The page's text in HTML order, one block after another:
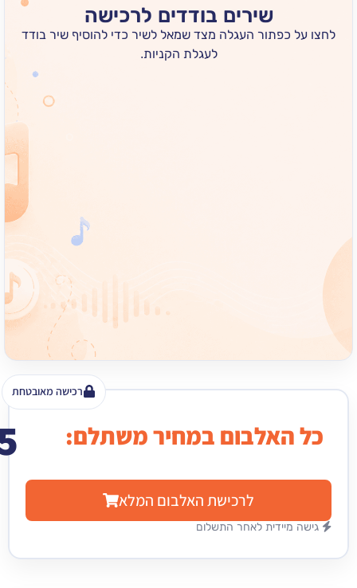
שירים בודדים לרכישה
כפתור העגלה מצד שמאל לשיר כדי להוסיף שיר בודד
לעגלת הקניות.
רכישה מאובטחת
האלבום במחיר משתלם: ₪ 15
לרכישת האלבום המלא
מיידית לאחר התשלום